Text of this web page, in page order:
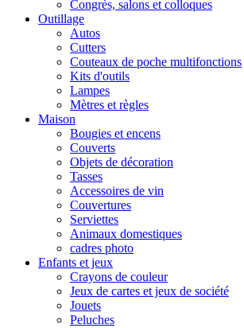
Congrès, salons et colloques
Outillage
Autos
Cutters
Couteaux de poche multifonctions
Kits d'outils
Lampes
Mètres et règles
Maison
Bougies et encens
Couverts
Objets de décoration
Tasses
Accessoires de vin
Couvertures
Serviettes
Animaux domestiques
cadres photo
Enfants et jeux
Crayons de couleur
Jeux de cartes et jeux de société
Jouets
Peluches